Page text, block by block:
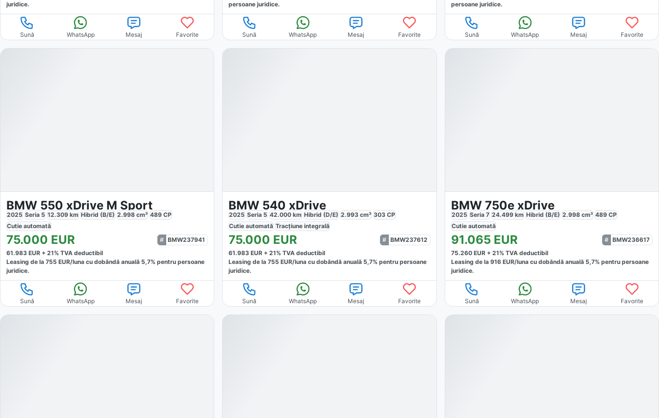
juridice.
Sună WhatsApp Mesaj Favorite
persoane juridice.
Sună WhatsApp Mesaj Favorite
persoane juridice.
Sună WhatsApp Mesaj Favorite
BMW 550 xDrive M Sport
2025 Seria 5 12.309 km Hibrid (B/E) 2.998 cm³ 489 CP
Cutie automată
75.000 EUR
BMW237941
61.983 EUR + 21% TVA deductibil
Leasing de la 755 EUR/luna cu dobăndă anuală 5,7% pentru persoane
juridice.
Sună WhatsApp Mesaj Favorite
BMW 540 xDrive
2025 Seria 5 42.000 km Hibrid (D/E) 2.993 cm³ 303 CP
Cutieautomată Tracțiuneintegrală
75.000 EUR
BMW237612
61.983 EUR +21% TVA deductibil
Leasing de la755 EUR/luna cu dobăndă anuală 5,7% pentru persoane
juridice.
Sună WhatsApp Mesaj Favorite
BMW 750e xDrive
2025 Seria 7 24.499km Hibrid (B/E) 2.998cm³ 489CP
Cutie automată
91.065EUR
BMW236617
75.260EUR + 21% TVA deductibil
Leasing de la 916EUR/lunacu dobăndă anuală 5,7% pentru persoane
juridice.
Sună WhatsApp Mesaj Favorite